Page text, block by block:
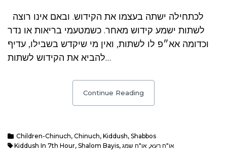
לשתות ישמע קידוש מאחר. כשמטעמי בריאות או נדר
וכדומה אא״פ לו לשתות, ואין מי שיקדש בשבילו, עדיף
להביא את הקידוש לשתות…
Continue Reading
Children-Chinuch, Chinuch, Kiddush, Shabbos
Kiddush In 7th Hour, Shalom Bayis, או"ח רעא, או"ח שמג